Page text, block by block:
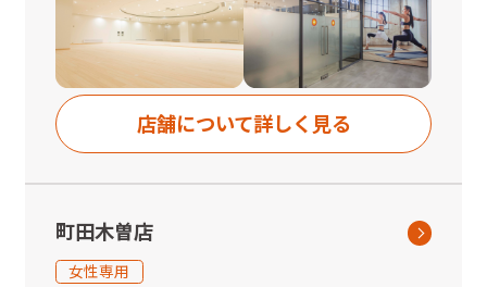
◆小田急町田駅より
西口へ出ると見えるパリオビルの3階です。
◆JR町田駅より
北口へ出てマルイを左手に道なりに進みますと、左側に見える
パリオビルの3階です。
※当ビル入口について
上記の時間帯以外は階段を下り、１階の入口（ファミリーマー
ト横入口）からお入りください。
店舗について詳しく見る
町田木曽店
女性専用